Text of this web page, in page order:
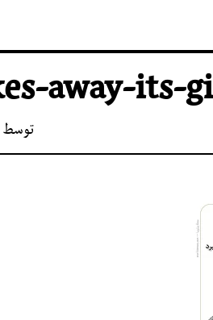
away-its-
توسط